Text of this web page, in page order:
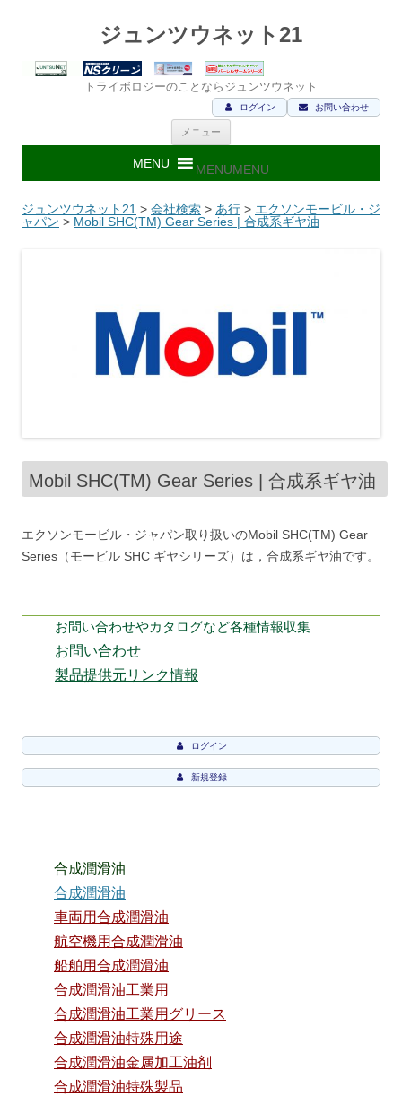
ジュンツウネット21
トライボロジーのことならジュンツウネット
お問い合わせ
ログイン
メニュー
ン
ツ
ス
キ
ッ
MENUMENU
ジュンツウネット21 > 会社検索 > あ行 > エクソンモービル・ジ
ャパン > Mobil SHC(TM) Gear Series | 合成系ギヤ油
Mobil SHC(TM) Gear Series | 合成系ギヤ油
エクソンモービル・ジャパン取り扱いのMobil SHC(TM) Gear
Series（モービル SHC ギヤシリーズ）は，合成系ギヤ油です。
お問い合わせやカタログなど各種情報収集
お問い合わせ
製品提供元リンク情報
ログイン
新規登録
合成潤滑油
合成潤滑油
車両用合成潤滑油
航空機用合成潤滑油
船舶用合成潤滑油
合成潤滑油工業用
合成潤滑油工業用グリース
合成潤滑油特殊用途
合成潤滑油金属加工油剤
合成潤滑油特殊製品